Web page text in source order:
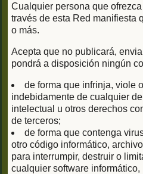
Cualquier persona que
través de esta Red manifiesta
o más.
Acepta que no publicará,
pondrá a disposición ningún
de forma que infrinja, viole
indebidamente de cualquier
intelectual u otros derechos
de terceros;
de forma que contenga
otro código informático,
para interrumpir, destruir o
cualquier software